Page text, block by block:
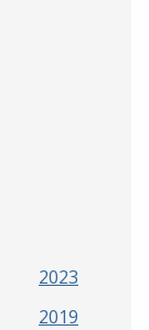
2023
2019